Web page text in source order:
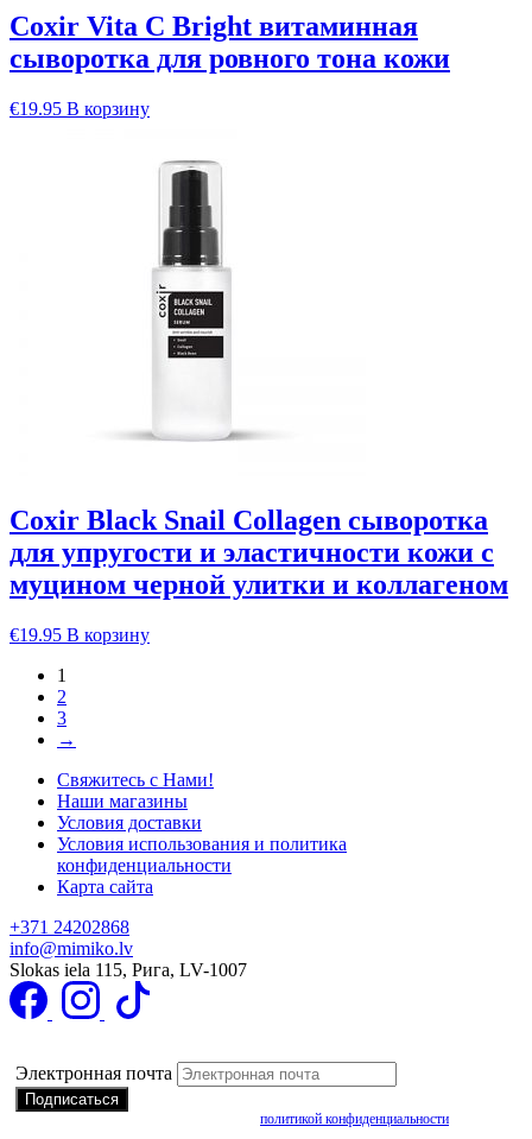
Coxir Vita C Bright витаминная
сыворотка для ровного тона кожи
€19.95 В корзину
Coxir Black Snail Collagen сыворотка
для упругости и эластичности кожи с
муцином черной улитки и коллагеном
€19.95 В корзину
1
2
3
→
Свяжитесь с Нами!
Наши магазины
Условия доставки
Условия использования и политика
конфиденциальности
Карта сайта
+371 24202868
info@mimiko.lv
Slokas iela 115, Рига, LV-1007
Электронная почта
политикой конфиденциальности